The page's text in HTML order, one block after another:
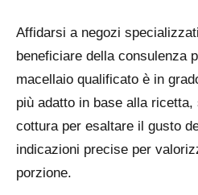
Affidarsi a negozi
beneficiare della consulenza
macellaio qualificato è in
più adatto in base alla
cottura per esaltare il gusto
indicazioni precise per
porzione.